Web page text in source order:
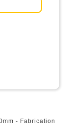
- Fabrication